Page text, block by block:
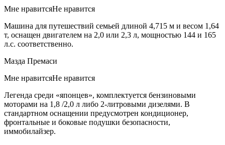
Мне нравитсяНе нравится
Машина для путешествий семьей длиной 4,715 м и весом 1,64
т, оснащен двигателем на 2,0 или 2,3 л, мощностью 144 и 165
л.с. соответственно.
Мазда Премаси
Мне нравитсяНе нравится
Легенда среди «японцев», комплектуется бензиновыми
моторами на 1,8 /2,0 л либо 2-литровыми дизелями. В
стандартном оснащении предусмотрен кондиционер,
фронтальные и боковые подушки безопасности,
иммобилайзер.